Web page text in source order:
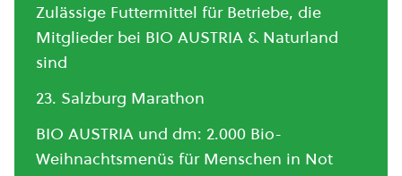
Zulässige Futtermittel für Betriebe, die
Mitglieder bei BIO AUSTRIA & Naturland
sind
23. Salzburg Marathon
BIO AUSTRIA und dm: 2.000 Bio-
Weihnachtsmenüs für Menschen in Not